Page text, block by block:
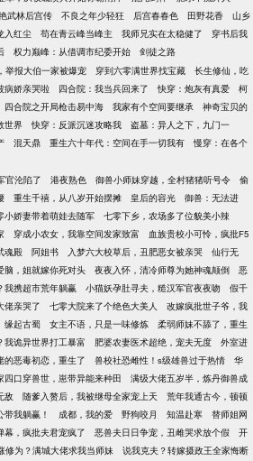
武林后宫传 不良之年少轻狂 后宫春春色 田野花香
山乡
入红尘 苟在青云峰当峰主 我师兄实在太稳健了
穿书后我
权力巅峰：从借调市纪委开始 剑徒之路
举报大伯一家被爆宠 穿到六零满世界找宝藏
长生修仙，吃
病娇亲哭啦 四合院：我当兵回来了 快穿：炮灰有真爱
柯
四合院之开局枪击易中海 我家有个空间要继承
神奇宝贝的
世界 快穿：反派沉迷攻略我
盗墓：异人之下，九门一
混天鼎 重生六十年代：空间在手一切我有
慢穿：在各个
官沦陷了 港夜熟色 御兽小师妹穿越，全村猪猪听号令
偷
重生千禧，从八岁开始摆摊 皇后的容光
御兽：无法进
小娇妻带着萌娃去随军
七零下乡，农场多了位貌美小辣
穿成小农女，我靠空间发家致富
血族贵校小可怜，疯批F5
魂殿 阿姐书 入梦六大校草后，丑肥恶女被亲哭
仙行无
脑，姐就嫁你死对头 夜夜入怀，清冷师尊为她神魂颠倒
恶
我携超市荒年躺赢 小猫妖孕肚寻夫，糙汉军官夜夜吻
假千
佬亲哭了 七零大院来了个绝色大美人
改嫁疯批世子爷，我
缘起古蜀 女主不语，只是一味修炼
柔弱师妹不舔了，重生
我诡异世界打工暴富 肥婆农妻医术超绝，宠夫无度
外室进
的恶毒初恋，重生了 兽校社恐雌性！s级雄兽过于热情
华
四口穿兽世，崽带异能来种田
满级大佬五岁半，炼丹御兽成
敌 随爹入赘后，我被继母全家宠上天
荒年我通古今，顿顿
我躺赢！ 成都，我的爱 野狗咬月 知温赴寒
替师姐网
幕，疯批夫君宠疯了 恶兽夫日日争宠，丑雌哭求放个假
开
修为？满城大佬求我当师妹
说我克夫？转嫁摄政王全家悔断